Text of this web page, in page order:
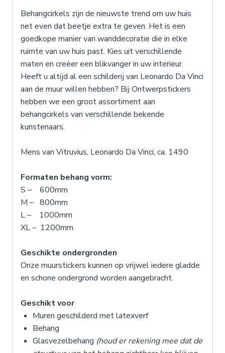
aantal
Behangcirkels zijn de nieuwste trend om uw huis
net even dat beetje extra te geven. Het is een
goedkope manier van wanddecoratie die in elke
ruimte van uw huis past. Kies uit verschillende
maten en creëer een blikvanger in uw interieur.
Heeft u altijd al een schilderij van Leonardo Da Vinci
aan de muur willen hebben? Bij Ontwerpstickers
hebben we een groot assortiment aan
behangcirkels van verschillende bekende
kunstenaars.
Mens van Vitruvius, Leonardo Da Vinci, ca. 1490
Formaten behang vorm:
S – 600mm
M – 800mm
L – 1000mm
XL – 1200mm
Geschikte ondergronden
Onze muurstickers kunnen op vrijwel iedere gladde
en schone ondergrond worden aangebracht.
Geschikt voor
Muren geschilderd met latexverf
Behang
Glasvezelbehang (houd er rekening mee dat de